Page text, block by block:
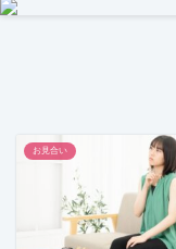
お見合い